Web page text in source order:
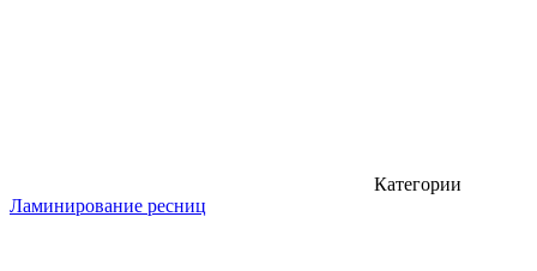
Категории
Ламинирование ресниц